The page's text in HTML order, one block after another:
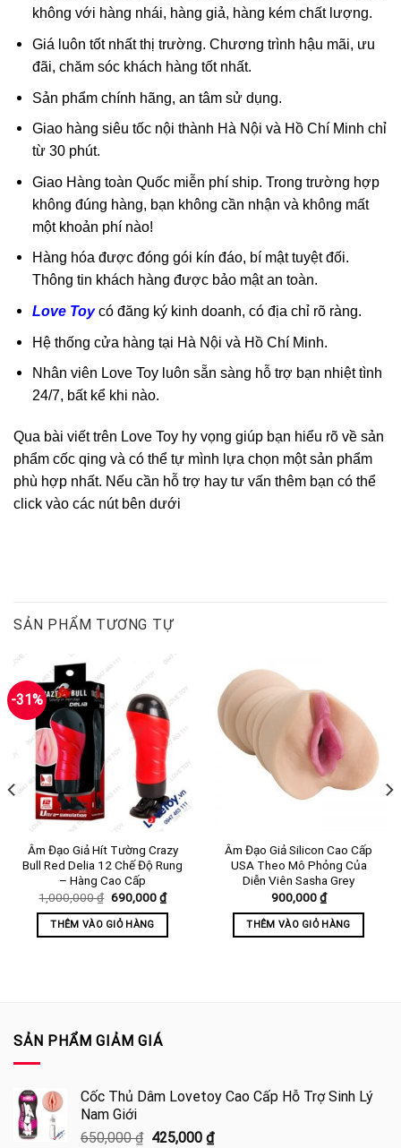
không với hàng nhái, hàng giả, hàng kém chất lượng.
Giá luôn tốt nhất thị trường. Chương trình hậu mãi, ưu
đãi, chăm sóc khách hàng tốt nhất.
Sản phẩm chính hãng, an tâm sử dụng.
Giao hàng siêu tốc nội thành Hà Nội và Hồ Chí Minh chỉ
từ 30 phút.
Giao Hàng toàn Quốc miễn phí ship. Trong trường hợp
không đúng hàng, bạn không cần nhận và không mất
một khoản phí nào!
Hàng hóa được đóng gói kín đáo, bí mật tuyệt đối.
Thông tin khách hàng được bảo mật an toàn.
Love Toycó đăng ký kinh doanh, có địa chỉ rõ ràng.
Hệ thống cửa hàng tại Hà Nội và Hồ Chí Minh.
Nhân viên Love Toy luôn sẵn sàng hỗ trợ bạn nhiệt tình
24/7, bất kể khi nào.
Qua bài viết trên Love Toy hy vọng giúp bạn hiểu rõ về sản
phẩm cốc qing và có thể tự mình lựa chọn một sản phẩm
phù hợp nhất. Nếu cần hỗ trợ hay tư vấn thêm bạn có thể
click vào các nút bên dưới
SẢN PHẨM TƯƠNG TỰ
-31%
Âm Đạo Giả Hít Tường Crazy
Bull Red Delia 12 Chế Độ Rung
– Hàng Cao Cấp
1,000,000₫ Giá
là:
1,000,000 ₫.
690,000₫Giá
hiện
tại
690,000 ₫.
THÊM VÀO GIỎ HÀNG
Âm Đạo Giả Silicon Cao Cấp
USA Theo Mô Phỏng Của
Diễn Viên Sasha Grey
900,000₫
THÊM VÀO GIỎ HÀNG
SẢN PHẨM GIẢM GIÁ
Cốc Thủ Dâm Lovetoy Cao Cấp Hỗ Trợ Sinh Lý
Nam Giới
650,000₫ Giá
425,000 ₫Giá